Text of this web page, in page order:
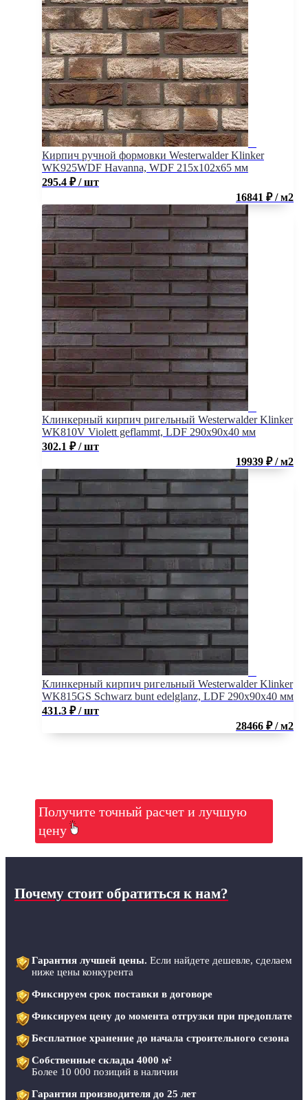
Кирпич ручной формовки Westerwalder Klinker
WK925WDF Havanna, WDF 215x102x65 мм
295.4 ₽ / шт
16841 ₽ / м2
Клинкерный кирпич ригельный Westerwalder Klinker
WK810V Violett geflammt, LDF 290х90х40 мм
302.1 ₽ / шт
19939 ₽ / м2
Клинкерный кирпич ригельный Westerwalder Klinker
WK815GS Schwarz bunt edelglanz, LDF 290х90х40 мм
431.3 ₽ / шт
28466 ₽ / м2
Получите точный расчет и лучшую
цену
Почему стоит обратиться к нам?
Гарантия лучшей цены. Если найдете дешевле, сделаем
ниже цены конкурента
Фиксируем срок поставки в договоре
Фиксируем цену до момента отгрузки при предоплате
Бесплатное хранение до начала строительного сезона
Собственные склады 4000 м²
Более 10 000 позиций в наличии
Гарантия производителя до 25 лет